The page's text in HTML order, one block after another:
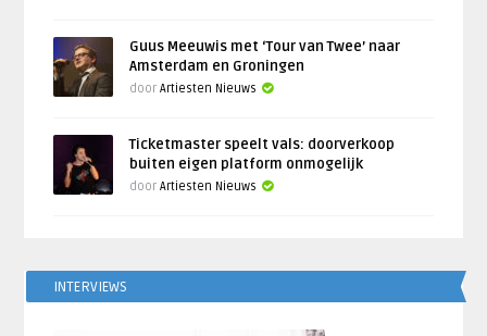
Guus Meeuwis met ‘Tour van Twee’ naar
Amsterdam en Groningen
doorArtiesten Nieuws
Ticketmaster speelt vals: doorverkoop
buiten eigen platform onmogelijk
doorArtiesten Nieuws
INTERVIEWS